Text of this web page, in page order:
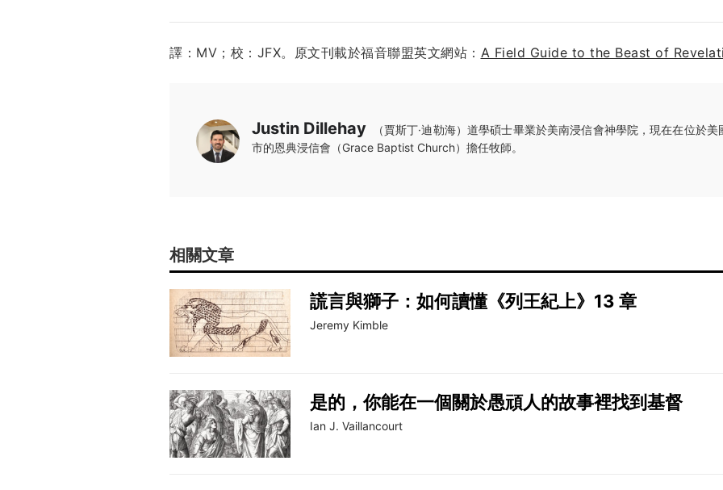
譯：MV；校：JFX。原文刊載於福音聯盟英文網站： A Field Guide to the Beast of
Justin Dillehay
（賈斯丁·迪勒海）道學碩士畢業於美南浸信會神學院，現在在位於
市的恩典浸信會（Grace Baptist Church）擔任牧師。
相關文章
謊言與獅子：如何讀懂《列王紀上》13 章
Jeremy Kimble
是的，你能在一個關於愚頑人的故事裡找到基督
Ian J. Vaillancourt